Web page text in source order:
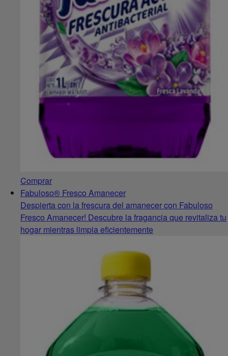
Comprar
Fabuloso® Fresco Amanecer
Despierta con la frescura del amanecer con Fabuloso
Fresco Amanecer! Descubre la fragancia que revitaliza tu
hogar mientras limpia eficientemente